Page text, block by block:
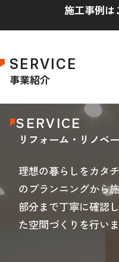
施工事例は
SERVICE
事業紹介
SERVICE
リフォーム・リノベ
理想の暮らしをカタ
のプランニングから
部分まで丁寧に確認
た空間づくりを行いま